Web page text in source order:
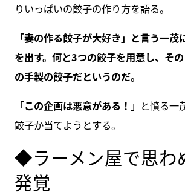
りいっぱいの餃子の作り方を語る。
「妻の作る餃子が大好き」と言う一
を出す。何と3つの餃子を用意し、そ
の手製の餃子だというのだ。
「この企画は悪意がある！ 」と憤る一
餃子か当てようとする。
◆ラーメン屋で思わ
発覚